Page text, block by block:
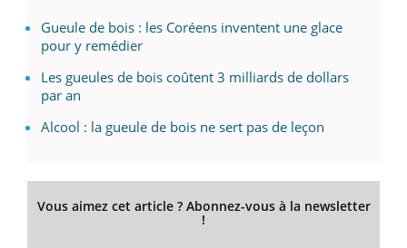
Gueule de bois : les Coréens inventent une glace
pour y remédier
Les gueules de bois coûtent 3 milliards de dollars
par an
Alcool : la gueule de bois ne sert pas de leçon
Vous aimez cet article ? Abonnez-vous à la newsletter
!